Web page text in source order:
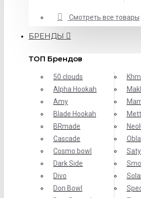
Смотреть все товары
БРЕНДЫ
ТОП Брендов
50 clouds
Alpha Hookah
Amy
Blade Hookah
BRmade
Cascade
Cosmo bowl
Dark Side
Divo
Don Bowl